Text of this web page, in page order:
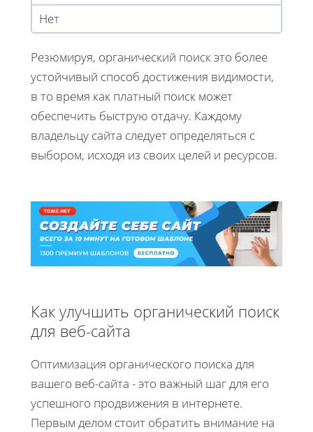
Нет
Резюмируя, органический поиск это более
устойчивый способ достижения видимости,
в то время как платный поиск может
обеспечить быструю отдачу. Каждому
владельцу сайта следует определяться с
выбором, исходя из своих целей и ресурсов.
Как улучшить органический поиск
для веб-сайта
Оптимизация органического поиска для
вашего веб-сайта - это важный шаг для его
успешного продвижения в интернете.
Первым делом стоит обратить внимание на